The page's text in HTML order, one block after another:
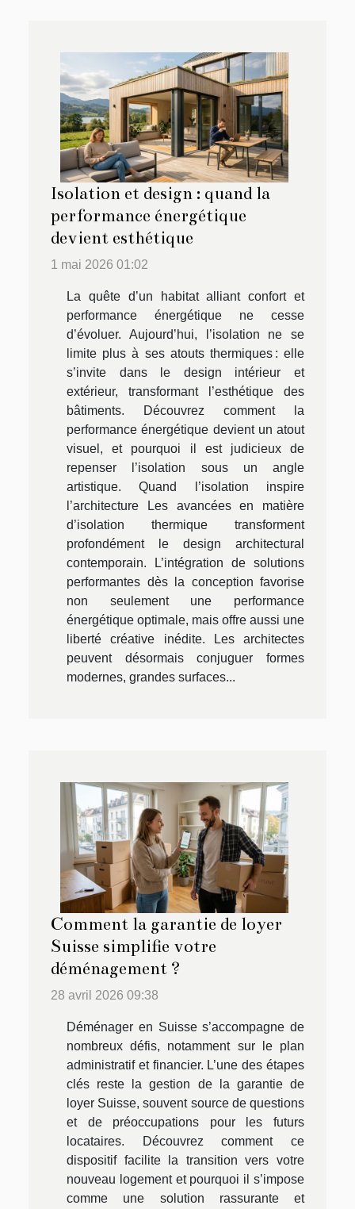
Isolation et design : quand la
performance énergétique
devient esthétique
1 mai 2026 01:02
La quête d’un habitat alliant confort et
performance énergétique ne cesse
d’évoluer. Aujourd’hui, l’isolation ne se
limite plus à ses atouts thermiques : elle
s’invite dans le design intérieur et
extérieur, transformant l’esthétique des
bâtiments. Découvrez comment la
performance énergétique devient un atout
visuel, et pourquoi il est judicieux de
repenser l’isolation sous un angle
artistique. Quand l’isolation inspire
l’architecture Les avancées en matière
d’isolation thermique transforment
profondément le design architectural
contemporain. L’intégration de solutions
performantes dès la conception favorise
non seulement une performance
énergétique optimale, mais offre aussi une
liberté créative inédite. Les architectes
peuvent désormais conjuguer formes
modernes, grandes surfaces...
Comment la garantie de loyer
Suisse simplifie votre
déménagement ?
28 avril 2026 09:38
Déménager en Suisse s’accompagne de
nombreux défis, notamment sur le plan
administratif et financier. L’une des étapes
clés reste la gestion de la garantie de
loyer Suisse, souvent source de questions
et de préoccupations pour les futurs
locataires. Découvrez comment ce
dispositif facilite la transition vers votre
nouveau logement et pourquoi il s’impose
comme une solution rassurante et